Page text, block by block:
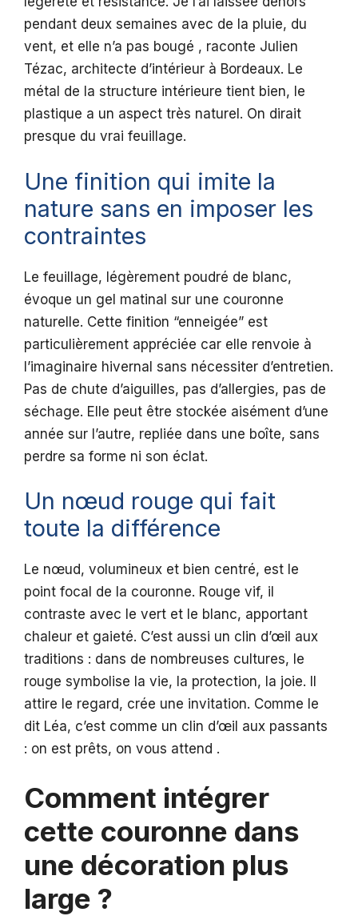
pendant deux semaines avec de la pluie, du
vent, et elle n’a pas bougé , raconte Julien
Tézac, architecte d’intérieur à Bordeaux. Le
métal de la structure intérieure tient bien, le
plastique a un aspect très naturel. On dirait
presque du vrai feuillage.
Une finition qui imite la
nature sans en imposer les
contraintes
Le feuillage, légèrement poudré de blanc,
évoque un gel matinal sur une couronne
naturelle. Cette finition “enneigée” est
particulièrement appréciée car elle renvoie à
l’imaginaire hivernal sans nécessiter d’entretien.
Pas de chute d’aiguilles, pas d’allergies, pas de
séchage. Elle peut être stockée aisément d’une
année sur l’autre, repliée dans une boîte, sans
perdre sa forme ni son éclat.
Un nœud rouge qui fait
toute la différence
Le nœud, volumineux et bien centré, est le
point focal de la couronne. Rouge vif, il
contraste avec le vert et le blanc, apportant
chaleur et gaieté. C’est aussi un clin d’œil aux
traditions : dans de nombreuses cultures, le
rouge symbolise la vie, la protection, la joie. Il
attire le regard, crée une invitation. Comme le
dit Léa, c’est comme un clin d’œil aux passants
: on est prêts, on vous attend .
Comment intégrer
cette couronne dans
une décoration plus
large ?